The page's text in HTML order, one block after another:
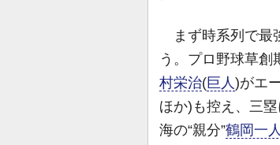
まず時系列で最
う。プロ野球草創
村栄治(巨人)がエ
ほか)も控え、三
海の“親分”鶴岡一人